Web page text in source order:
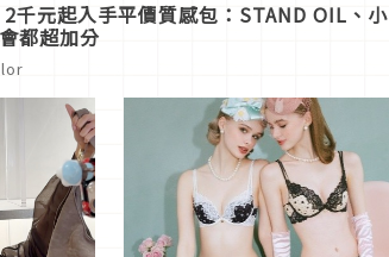
千元起入手平價質感包：STAND OIL、小
都超加分